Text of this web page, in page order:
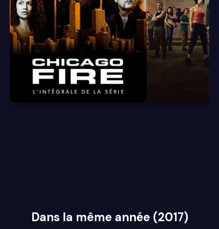
8.4
Dans la même année (2017)